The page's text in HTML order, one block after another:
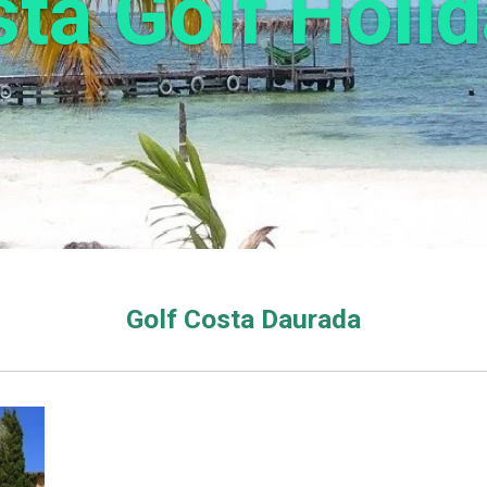
Golf Costa Daurada